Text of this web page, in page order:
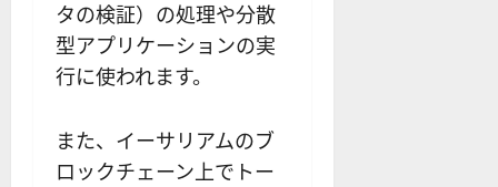
タの検証）の処理や分散
型アプリケーションの実
行に使われます。
また、イーサリアムのブ
ロックチェーン上でトー